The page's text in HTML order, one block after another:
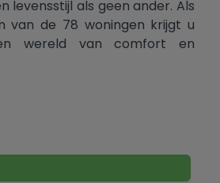
levensstijl als geen ander. Als
van de 78 woningen krijgt u
wereld van comfort en
perfect voor entertainment of